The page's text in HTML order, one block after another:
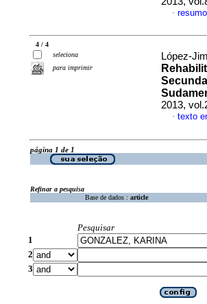
·
4 / 4
seleciona
para imprimir
López-
2013,
· texto
página 1 de 1
Refinar a pesquisa
Base de dados : article
Pesquisar
1
2
3